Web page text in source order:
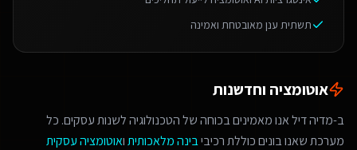
תשתית ענן מאובטחת ואמינה
אוטומציה וחדשנות
ב-מדיה דיל אנו מאמינים בכוחה של הטכנולוגיה לשנות עסקים. כל
מערכת שאנו בונים כוללת רכיביבינה מלאכותיתואוטומציה עסקית